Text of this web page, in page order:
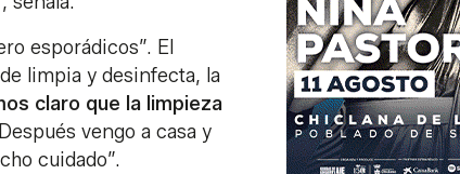
esporádicos”. El
limpia y desinfecta, la
claro que la limpieza
vengo a casa y
cuidado”.